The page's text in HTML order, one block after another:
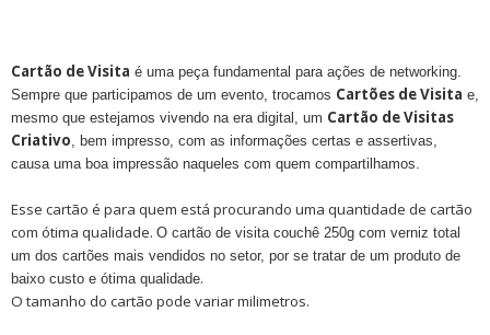
Cartão de Visita é uma peça fundamental para ações de networking.
Sempre que participamos de um evento, trocamos Cartões de Visita e,
mesmo que estejamos vivendo na era digital, um Cartão de Visitas
Criativo, bem impresso, com as informações certas e assertivas,
causa uma boa impressão naqueles com quem compartilhamos.
Esse cartão é para quem está procurando uma quantidade de cartão
com ótima qualidade. O cartão de visita couchê 250g com verniz total
um dos cartões mais vendidos no setor, por se tratar de um produto de
baixo custo e ótima qualidade.
O tamanho do cartão pode variar milimetros.